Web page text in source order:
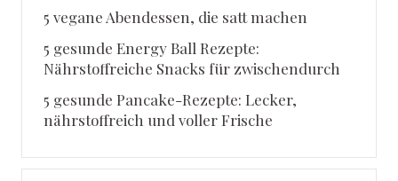
5 vegane Abendessen, die satt machen
5 gesunde Energy Ball Rezepte:
Nährstoffreiche Snacks für zwischendurch
5 gesunde Pancake-Rezepte: Lecker,
nährstoffreich und voller Frische